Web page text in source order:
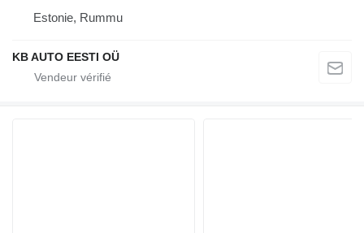
Estonie, Rummu
KB AUTO EESTI OÜ